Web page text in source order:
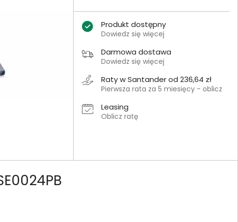
Produkt dostępny
Dowiedz się więcej
Darmowa dostawa
Dowiedz się więcej
Raty w Santander od 236,64 zł
Pierwsza rata za 5 miesięcy - oblicz
Leasing
Oblicz ratę